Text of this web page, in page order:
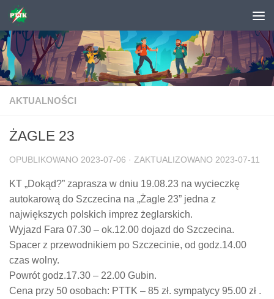
Skip to content
AKTUALNOŚCI
ŻAGLE 23
OPUBLIKOWANO 2023-07-06 · ZAKTUALIZOWANO 2023-07-11
KT „Dokąd?” zaprasza w dniu 19.08.23 na wycieczkę
autokarową do Szczecina na „Żagle 23” jedna z
największych polskich imprez żeglarskich.
Wyjazd Fara 07.30 – ok.12.00 dojazd do Szczecina.
Spacer z przewodnikiem po Szczecinie, od godz.14.00
czas wolny.
Powrót godz.17.30 – 22.00 Gubin.
Cena przy 50 osobach: PTTK – 85 zł. sympatycy 95.00 zł .